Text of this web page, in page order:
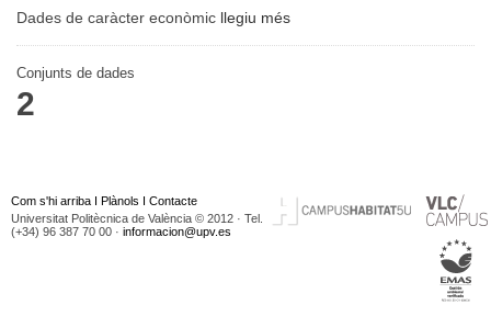
Dades de caràcter econòmic llegiu més
Conjunts de dades
2
Com s'hi arriba I Plànols I Contacte
Universitat Politècnica de València © 2012 · Tel.
(+34) 96 387 70 00 · informacion@upv.es